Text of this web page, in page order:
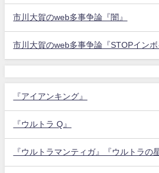
市川大賀のweb多事争論『闇』
市川大賀のweb多事争論『STOPインボ
『アイアンキング』
『ウルトラ Q』
『ウルトラマンティガ』『ウルトラの